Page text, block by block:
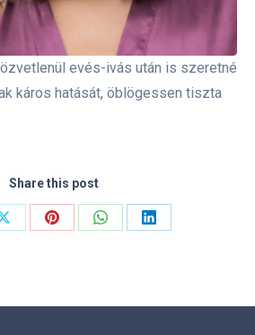
evés-ivás után is szeretné
káros hatását, öblögessen tiszta
Share this post
Share
Share
Share
Share